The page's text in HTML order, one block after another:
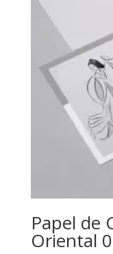
Papel de
Oriental